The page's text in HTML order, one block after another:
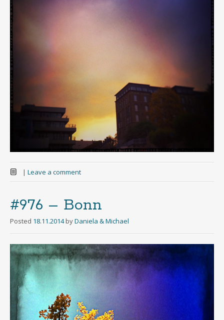
| Leave a comment
#976 – Bonn
Posted 18.11.2014 byDaniela & Michael